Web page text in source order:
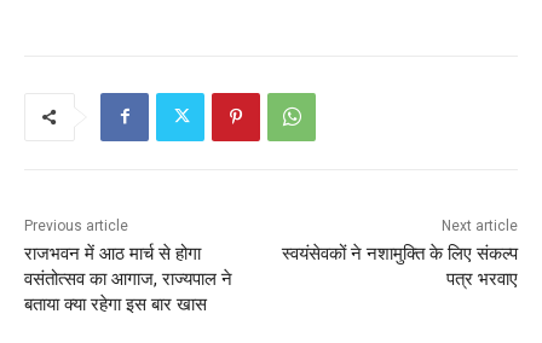
k
A
p
Previous article
राजभवन में आठ मार्च से होगा
वसंतोत्सव का आगाज, राज्यपाल ने
बताया क्या रहेगा इस बार खास
Next article
स्वयंसेवकों ने नशामुक्ति के लिए संकल्प
पत्र भरवाए